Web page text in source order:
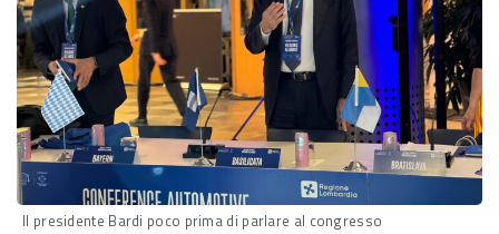
Il presidente Bardi poco prima di parlare al congresso